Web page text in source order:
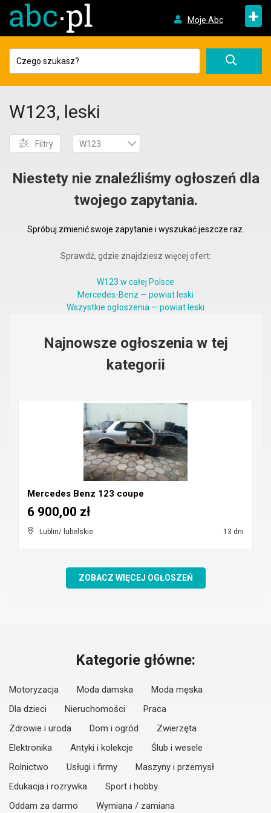
Moje Abc +
W123, leski
Filtry W123
Niestety nie znaleźliśmy ogłoszeń dla
twojego zapytania.
Spróbuj zmienić swoje zapytanie i wyszukać jeszcze raz.
Sprawdź, gdzie znajdziesz więcej ofert:
W123 w całej Polsce
Mercedes-Benz — powiat leski
Wszystkie ogłoszenia — powiat leski
Najnowsze ogłoszenia w tej
kategorii
Mercedes Benz 123 coupe
Lublin/ lubelskie 13 dni
6 900,00 zł
ZOBACZ WIĘCEJ OGŁOSZEŃ
Kategorie główne:
Motoryzacja Moda damska
Moda męska
Dla dzieci
Nieruchomości
Praca
Zdrowie i uroda
Dom i ogród
Zwierzęta
Elektronika
Antyki i kolekcje
Ślub i wesele
Rolnictwo
Usługi i firmy
Maszyny i przemysł
Edukacja i rozrywka
Sport i hobby
Oddam za darmo
Wymiana / zamiana